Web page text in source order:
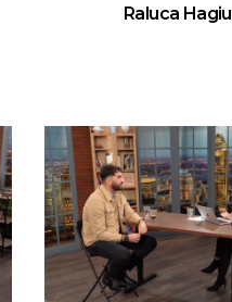
Raluca Hagiu